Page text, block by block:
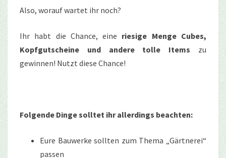
Also, worauf wartet ihr noch?
Ihr habt die Chance, eine riesige Menge Cubes,
Kopfgutscheine und andere tolle Items zu
gewinnen! Nutzt diese Chance!
Folgende Dinge solltet ihr allerdings beachten:
Eure Bauwerke sollten zum Thema „Gärtnerei“
passen